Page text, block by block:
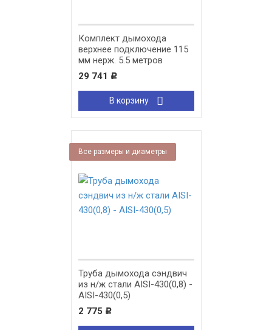
Комплект дымохода
верхнее подключение 115
мм нерж. 5.5 метров
стандарт
29 741 Р
В корзину
Все размеры и диаметры
Труба дымохода сэндвич
из н/ж стали AISI-430(0,8) -
AISI-430(0,5)
2 775 Р